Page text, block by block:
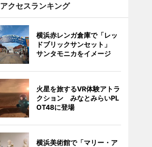
アクセスランキング
横浜赤レンガ倉庫で「レッ
ドブリックサンセット」
サンタモニカをイメージ
火星を旅するVR体験アトラ
クション みなとみらいPL
OT48に登場
横浜美術館で「マリー・ア